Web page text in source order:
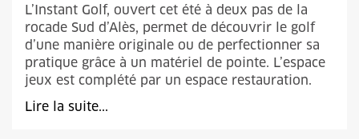
L’Instant Golf, ouvert cet été à deux pas de la
rocade Sud d’Alès, permet de découvrir le golf
d’une manière originale ou de perfectionner sa
pratique grâce à un matériel de pointe. L’espace
jeux est complété par un espace restauration.
Lire la suite...